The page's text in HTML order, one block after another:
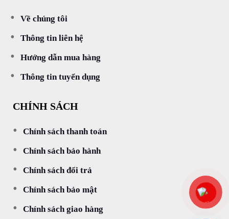
Về chúng tôi
Thông tin liên hệ
Hướng dẫn mua hàng
Thông tin tuyển dụng
CHÍNH SÁCH
Chính sách thanh toán
Chính sách bảo hành
Chính sách đổi trả
Chính sách bảo mật
Chính sách giao hàng